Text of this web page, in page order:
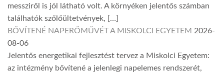
messziről is jól látható volt. A környéken jelentős számban
találhatók szőlőültetvények, […]
BŐVÍTENÉ NAPERŐMŰVÉT A MISKOLCI EGYETEM 2026-
08-06
Jelentős energetikai fejlesztést tervez a Miskolci Egyetem:
az intézmény bővítené a jelenlegi napelemes rendszerét,